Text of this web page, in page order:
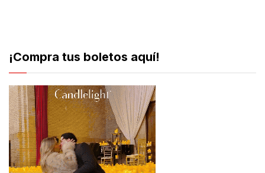
¡Compra tus boletos aquí!